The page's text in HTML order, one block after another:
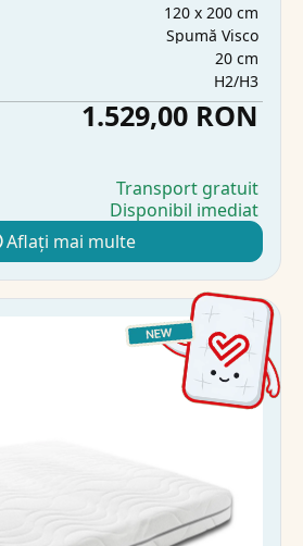
120 x 200 cm
Spumă Visco
20 cm
H2/H3
1.529,00 RON
Transport gratuit
Disponibil imediat
Aflați mai multe